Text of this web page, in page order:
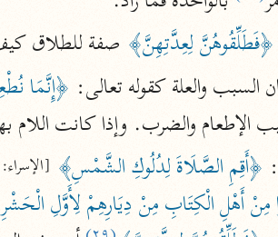
الكشاف
الزمخشري (٥٣٨ هـ)
نحو ٨ مجلدات
﴿فَطَلِّقُوهُنَّ لِعِدَّتِهِنَّ﴾ صفة للطلاق
السبب والعلة كقوله تعالى: ﴿إِنَّمَا
الإطعام والضرب. وإذا كانت اللام
﴿أَقِمِ الصَّلَاةَ لِدُلُوكِ الشَّمْسِ﴾ [الإسراء: 78]
أَهْلِ الْكِتَابِ مِنْ دِيَارِهِمْ لِأَوَّلِ